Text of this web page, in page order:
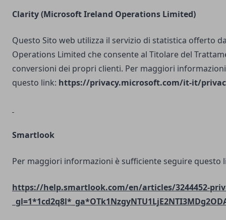
Clarity (Microsoft Ireland Operations Limited)
Questo Sito web utilizza il servizio di statistica offerto
Operations Limited che consente al Titolare del
conversioni dei propri clienti. Per maggiori
questo link: https://privacy.microsoft.com/it-it/
Smartlook
Per maggiori informazioni è sufficiente seguire questo
https://help.smartlook.com/en/articles/3244452-